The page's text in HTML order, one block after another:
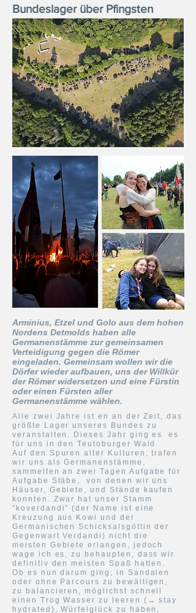
Bundeslager über Pfingsten
Arminius, Etzel und Golo aus dem hohen
Nordens Detmolds haben alle
Germanenstämme zur gemeinsamen
Verteidigung gegen die Römer
eingeladen. Gemeinsam wollen wir die
Dörfer wieder aufbauen, uns der Willkür
der Römer widersetzen und eine Fürstin
oder einen Fürsten aller
Germanenstämme wählen.
Alle zwei Jahre ist en an der Zeit, das
größte Lager unseres Bundes zu
veranstalten. Dieses Jahr ging es es
für uns in den Teutoburger Wald.
Auf den Spuren alter Kulturen,trafen
wir uns als Germanenstämme,
sammelten an zwei Tagen Aufgabe für
Aufgabe Stäbe, von denen wir uns
Häuser, Gebiete, und Stände kaufen
konnten. Zwar hat unser Stamm
"koverdandi" (der Name ist eine
Kreuzung aus Kowi und der
Germanischen Schicksalsgöttin der
Gegenwart Verdandi) nicht die
meisten Gebiete erlangen, jedoch
wage ich es, zu behaupten, dass wir
definitiv den meisten Spaß hatten.
Ob es nun darum ging, in Sandalen
oder ohne Parcours zu bewältigen,
zu
balancieren, möglichst schnell
einen Trog Wasser zu leeren (→ stay
hydrated), Würfelglück zu haben,